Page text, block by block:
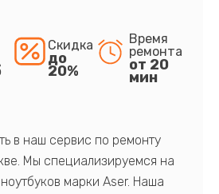
Скидка
до
20%
Время
ремонта
от 20
мин
в наш сервис по ремонту
Мы специализируемся на
марки Aser. Наша